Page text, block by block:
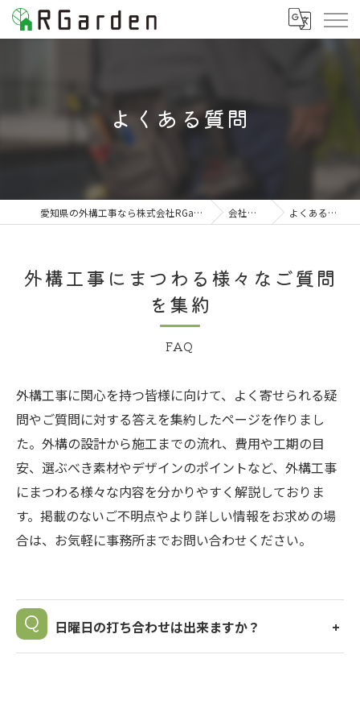
よくある質問
愛知県の外構工事なら株式会社RGarden 会社案内 よくある質問
外構工事にまつわる様々なご質問
を集約
FAQ
外構工事に関心を持つ皆様に向けて、よく寄せられる疑
問やご質問に対する答えを集約したページを作りまし
た。外構の設計から施工までの流れ、費用や工期の目
安、選ぶべき素材やデザインのポイントなど、外構工事
にまつわる様々な内容を分かりやすく解説しておりま
す。掲載のないご不明点やより詳しい情報をお求めの場
合は、お気軽に事務所までお問い合わせください。
日曜日の打ち合わせは出来ますか？